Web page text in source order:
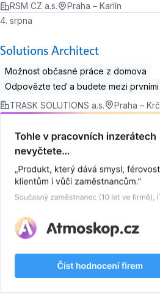
RSM CZ a.s.
Praha – Karlín
Solutions Architect
4. srpna
Možnost občasné práce z domova
Odpovězte teď a budete mezi prvními
TRASK SOLUTIONS a.s.
Praha – Krč